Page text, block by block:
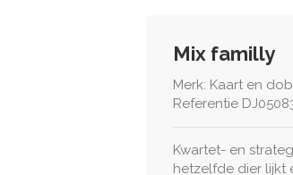
Mix familly
Merk: Kaart en
Referentie
Kwartet- en
hetzelfde dier lijkt